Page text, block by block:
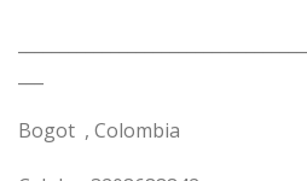
Bogot , Colombia